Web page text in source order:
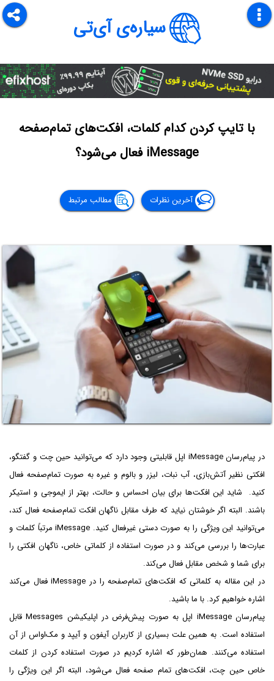
سیاره‌ی آی‌تی
با تایپ کردن کدام کلمات، افکت‌های تمام‌صفحه
iMessage فعال می‌شود؟
آخرین نظرات مطالب مرتبط
در پیام‌رسان iMessage اپل قابلیتی وجود دارد که می‌توانید حین چت و گفتگو،
افکتی نظیر آتش‌بازی، آب نبات، لیزر و بالوم و غیره به صورت تمام‌صفحه فعال
کنید. شاید این افکت‌ها برای بیان احساس و حالت، بهتر از ایموجی و استیکر
باشند. البته اگر خوشتان نیاید که طرف مقابل ناگهان افکت تمام‌صفحه فعال کند،
می‌توانید این ویژگی را به صورت دستی غیرفعال کنید. iMessage مرتباً کلمات و
عبارت‌ها را بررسی می‌کند و در صورت استفاده از کلماتی خاص، ناگهان افکتی را
برای شما و شخص مقابل فعال می‌کند.
در این مقاله به کلماتی که افکت‌های تمام‌صفحه را در iMessage فعال می‌کند
اشاره خواهیم کرد. با ما باشید.
پیام‌رسان iMessage اپل به صورت پیش‌فرض در اپلیکیشن Messages قابل
استفاده است. به همین علت بسیاری از کاربران آیفون و آیپد و مک‌او‌اس از آن
استفاده می‌کنند. همان‌طور که اشاره کردیم در صورت استفاده کردن از کلمات
خاص حین چت، افکت‌های تمام صفحه فعال می‌شود، البته اگر این ویژگی را